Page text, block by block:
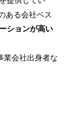
ある会社ベス
ションが高い
業会社出身者な